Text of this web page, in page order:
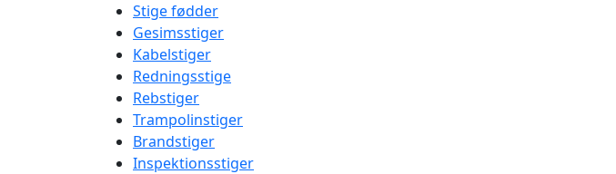
Stige fødder
Gesimsstiger
Kabelstiger
Redningsstige
Rebstiger
Trampolinstiger
Brandstiger
Inspektionsstiger